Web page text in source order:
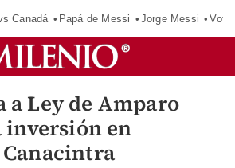
Canadá Papá de Messi Jorge Messi
a Ley de Amparo
inversión en